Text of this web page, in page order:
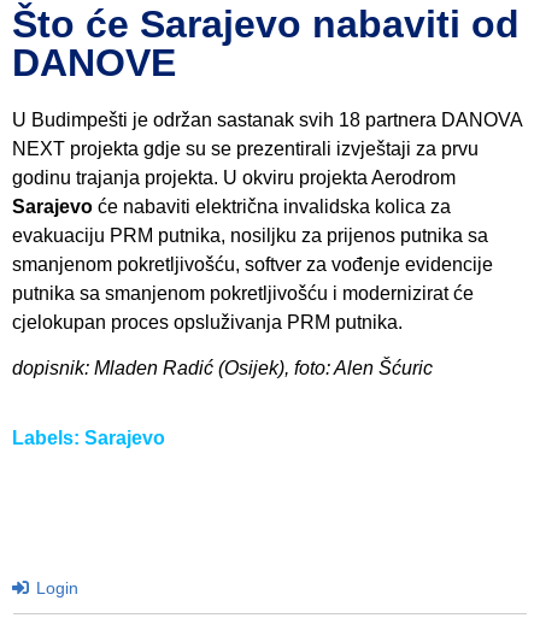
Što će Sarajevo nabaviti od
DANOVE
U Budimpešti je održan sastanak svih 18 partnera DANOVA
NEXT projekta gdje su se prezentirali izvještaji za prvu
godinu trajanja projekta. U okviru projekta Aerodrom
Sarajevo će nabaviti električna invalidska kolica za
evakuaciju PRM putnika, nosiljku za prijenos putnika sa
smanjenom pokretljivošću, softver za vođenje evidencije
putnika sa smanjenom pokretljivošću i modernizirat će
cjelokupan proces opsluživanja PRM putnika.
dopisnik: Mladen Radić (Osijek), foto: Alen Šćuric
Labels: Sarajevo
Login